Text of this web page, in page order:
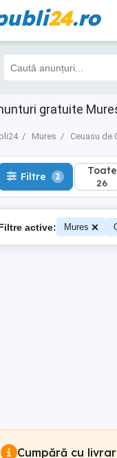
24.ro
gratuite
Mures Ceuasu de
Filtre 2 Toate
26
Filtre 2 Toate
26
active: Mures
Cumpără cu